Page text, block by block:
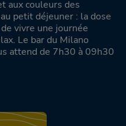
aux couleurs des
petit déjeuner : la dose
vivre une journée
Le bar du Milano
attend de 7h30 à 09h30